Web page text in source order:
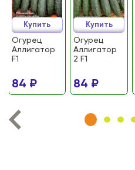
Огурец
Аллигатор
F1
84 ₽
Купить
Огурец
Аллигатор
2 F1
84 ₽
Купить